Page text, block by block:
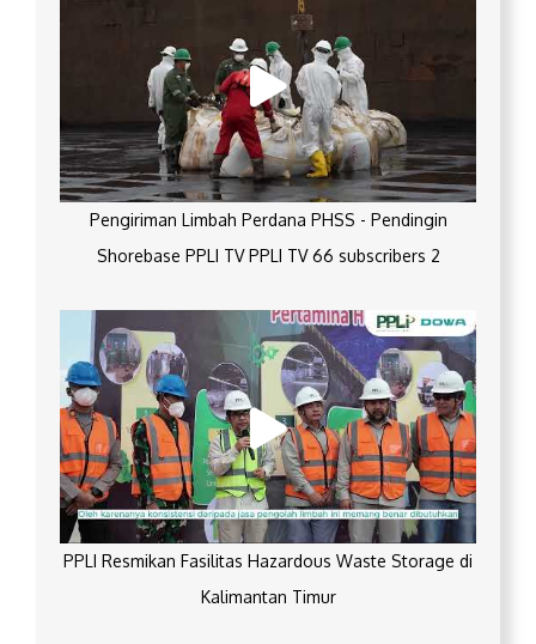
Pengiriman Limbah Perdana PHSS - Pendingin
Shorebase PPLI TV PPLI TV 66 subscribers 2
PPLI Resmikan Fasilitas Hazardous Waste Storage di
Kalimantan Timur